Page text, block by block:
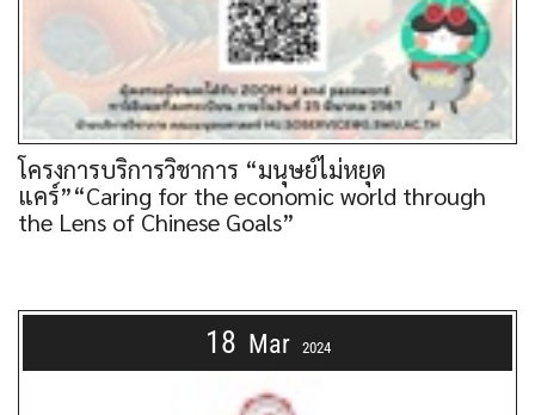
โครงการบริการวิชาการ “มนุษย์ไม่หยุด
แคร์”“Caring for the economic world through
the Lens of Chinese Goals”
18 Mar 2024